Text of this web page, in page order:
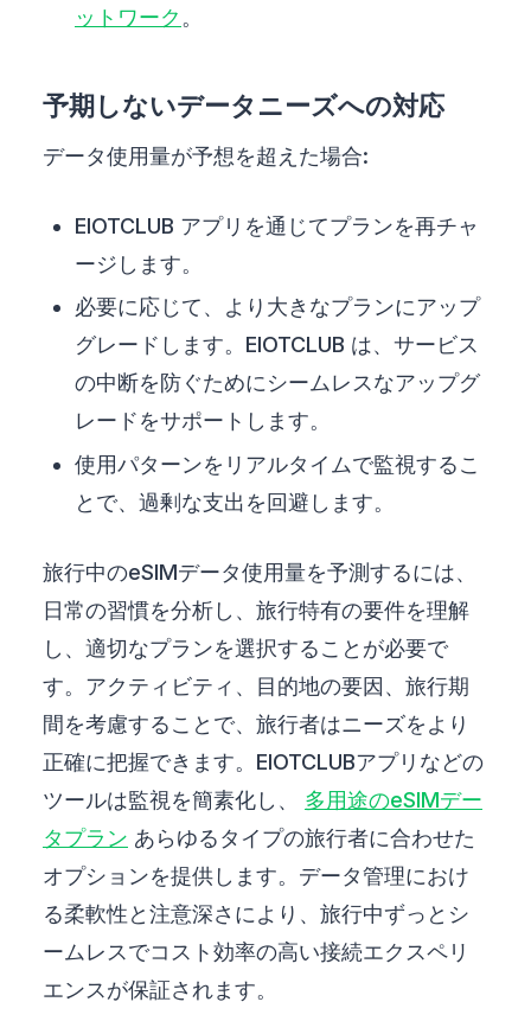
ットワーク。
予期しないデータニーズへの対応
データ使用量が予想を超えた場合:
EIOTCLUB アプリを通じてプランを再チャ
ージします。
必要に応じて、より大きなプランにアップ
グレードします。EIOTCLUB は、サービス
の中断を防ぐためにシームレスなアップグ
レードをサポートします。
使用パターンをリアルタイムで監視するこ
とで、過剰な支出を回避します。
旅行中のeSIMデータ使用量を予測するには、
日常の習慣を分析し、旅行特有の要件を理解
し、適切なプランを選択することが必要で
す。アクティビティ、目的地の要因、旅行期
間を考慮することで、旅行者はニーズをより
正確に把握できます。EIOTCLUBアプリなどの
ツールは監視を簡素化し、 多用途のeSIMデー
タプラン あらゆるタイプの旅行者に合わせた
オプションを提供します。データ管理におけ
る柔軟性と注意深さにより、旅行中ずっとシ
ームレスでコスト効率の高い接続エクスペリ
エンスが保証されます。